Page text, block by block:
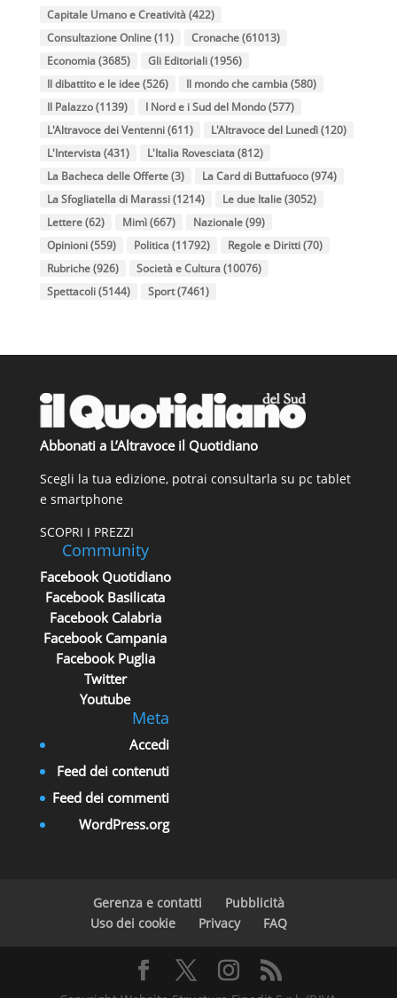
Capitale Umano e Creatività(422)
Consultazione Online(11) Cronache(61013)
Economia(3685) Gli Editoriali(1956)
Il dibattito e le idee(526) Il mondo che cambia(580)
Il Palazzo(1139) I Nord e i Sud del Mondo(577)
L'Altravoce dei Ventenni(611) L'Altravoce del Lunedì(120)
L'Intervista(431) L'Italia Rovesciata(812)
La Bacheca delle Offerte(3) La Card di Buttafuoco(974)
La Sfogliatella di Marassi(1214) Le due Italie(3052)
Lettere(62) Mimì(667) Nazionale(99)
Opinioni(559) Politica(11792) Regole e Diritti(70)
Rubriche(926) Società e Cultura(10076)
Spettacoli(5144) Sport(7461)
Abbonati a L’Altravoce il Quotidiano
Scegli la tua edizione, potrai consultarla su pc tablet
e smartphone
SCOPRI I PREZZI
Community
Facebook Quotidiano
Facebook Basilicata
Facebook Calabria
Facebook Campania
Facebook Puglia
Twitter
Youtube
Meta
Accedi
Feed dei contenuti
Feed dei commenti
WordPress.org
Gerenza e contatti
Pubblicità
Uso dei cookie
Privacy FAQ